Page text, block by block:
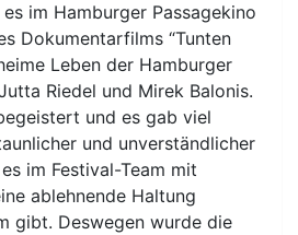
im Hamburger Passagekino
Dokumentarfilms “Tunten
Leben der Hamburger
Riedel und Mirek Balonis.
und es gab viel
und unverständlicher
im Festival-Team mit
ablehnende Haltung
gibt. Deswegen wurde die